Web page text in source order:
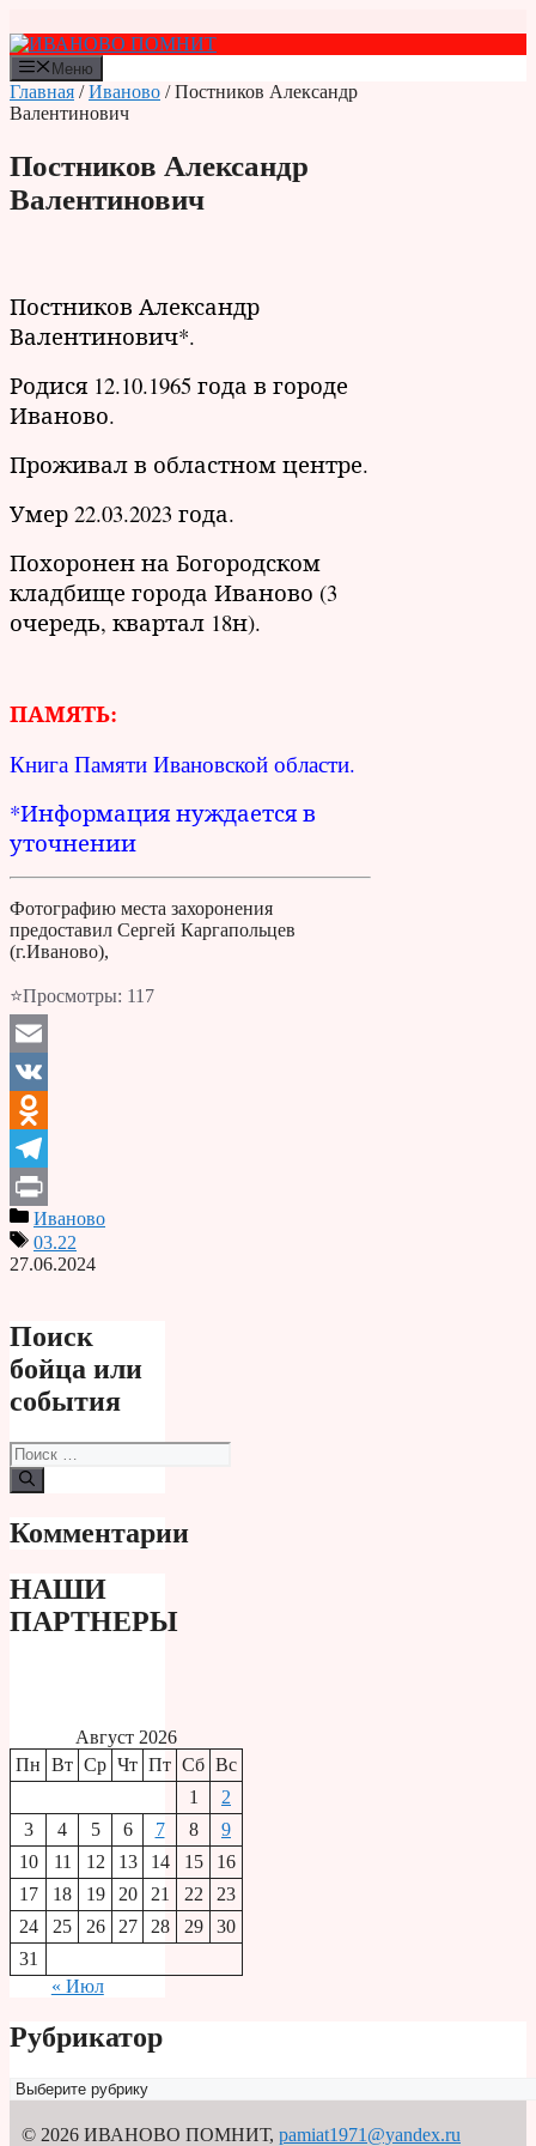
к
содержимому
Меню
Главная /Иваново / Постников Александр
Валентинович
Постников Александр
Валентинович
Постников Александр
Валентинович*.
Родися 12.10.1965 года в городе
Иваново.
Проживал в областном центре.
Умер 22.03.2023 года.
Похоронен на Богородском
кладбище города Иваново (3
очередь, квартал 18н).
ПАМЯТЬ:
Книга Памяти Ивановской области.
*Информация нуждается в
уточнении
Фотографию места захоронения
предоставил Сергей Каргапольцев
(г.Иваново),
⭐Просмотры: 117
Email
VK
Odnoklassniki
Telegram
PrintИваново
03.22
27.06.2024
Поиск
бойца или
события
Поиск:
Комментарии
НАШИ
ПАРТНЕРЫ
Август 2026
Пн Вт Ср Чт Пт Сб Вс
1
2
3
4 5 6 7 8
9
10
11 12 13 14 15
16
17
18 19 20 21 22
23
24
25 26 27 28 29
30
31
« Июл
Рубрикатор
Рубрикатор
© 2026 ИВАНОВО ПОМНИТ, pamiat1971@yandex.ru